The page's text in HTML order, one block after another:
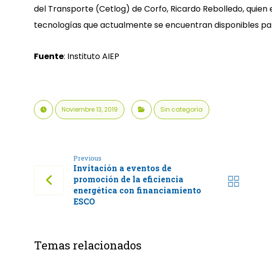
del Transporte (Cetlog) de Corfo, Ricardo Rebolledo,
tecnologías que actualmente se encuentran disponibles
Fuente: Instituto AIEP
Noviembre 13, 2019 Sin categoría
Previous
Invitación a eventos de
promoción de la eficiencia
energética con financiamiento
ESCO
Temas relacionados